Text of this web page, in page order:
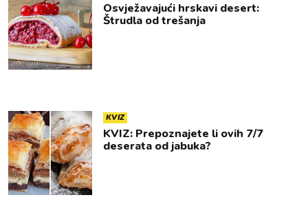
Osvježavajući hrskavi desert:
Štrudla od trešanja
KVIZ
KVIZ: Prepoznajete li ovih 7/7
deserata od jabuka?